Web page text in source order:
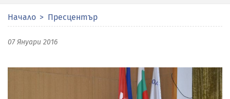
Начало Пресцентър
07 Януари 2016